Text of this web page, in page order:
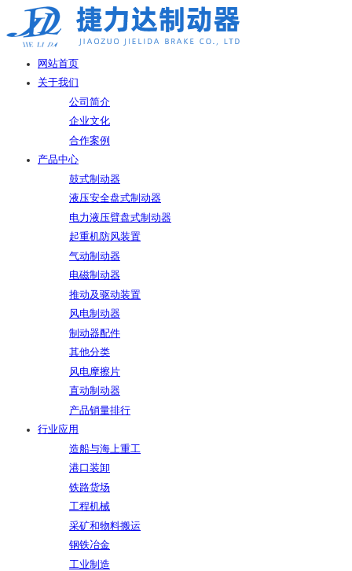
网站首页
关于我们
公司简介
企业文化
合作案例
产品中心
鼓式制动器
液压安全盘式制动器
电力液压臂盘式制动器
起重机防风装置
气动制动器
电磁制动器
推动及驱动装置
风电制动器
制动器配件
其他分类
风电摩擦片
直动制动器
产品销量排行
行业应用
造船与海上重工
港口装卸
铁路货场
工程机械
采矿和物料搬运
钢铁冶金
工业制造